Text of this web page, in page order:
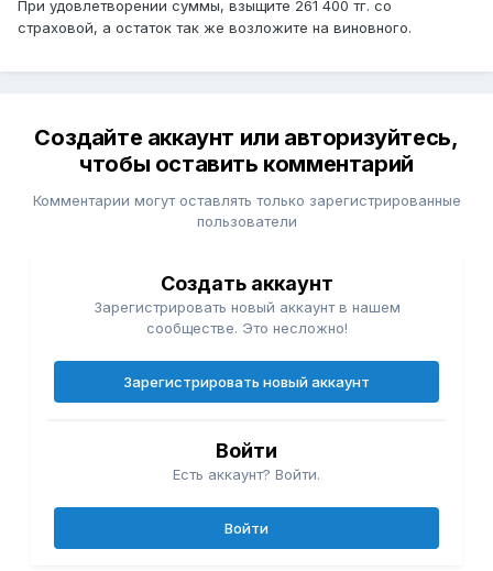
При удовлетворении суммы, взыщите 261 400 тг. со
страховой, а остаток так же возложите на виновного.
Создайте аккаунт или авторизуйтесь,
чтобы оставить комментарий
Комментарии могут оставлять только зарегистрированные
пользователи
Создать аккаунт
Зарегистрировать новый аккаунт в нашем
сообществе. Это несложно!
Зарегистрировать новый аккаунт
Войти
Есть аккаунт? Войти.
Войти